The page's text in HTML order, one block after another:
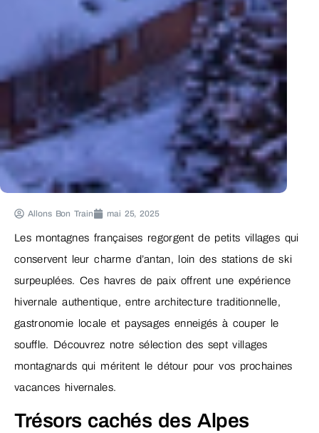
Allons Bon Train mai 25, 2025
Les montagnes françaises regorgent de petits villages qui
conservent leur charme d’antan, loin des stations de ski
surpeuplées. Ces havres de paix offrent une expérience
hivernale authentique, entre architecture traditionnelle,
gastronomie locale et paysages enneigés à couper le
souffle. Découvrez notre sélection des sept villages
montagnards qui méritent le détour pour vos prochaines
vacances hivernales.
Trésors cachés des Alpes